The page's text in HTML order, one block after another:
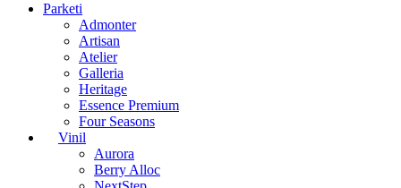
Parketi
Admonter
Artisan
Atelier
Galleria
Heritage
Essence Premium
Four Seasons
Vinil
Aurora
Berry Alloc